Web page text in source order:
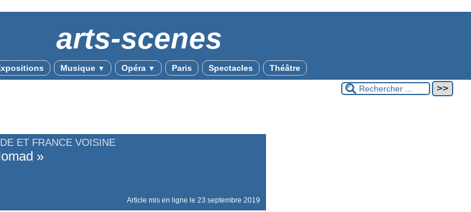
arts-scenes
Musique ▼ Opéra ▼ Paris Spectacles Théâtre
ET FRANCE VOISINE
»
Article mis en ligne le 23 septembre 2019